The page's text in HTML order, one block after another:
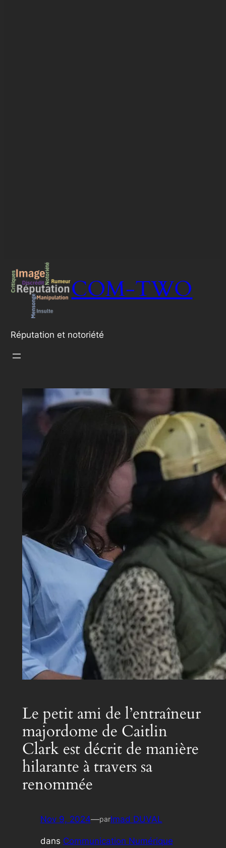
COM-TWO
Réputation et notoriété
Le petit ami de l’entraîneur
majordome de Caitlin
Clark est décrit de manière
hilarante à travers sa
renommée
Nov 9, 2024—parImad DUVAL
dans Communication Numérique